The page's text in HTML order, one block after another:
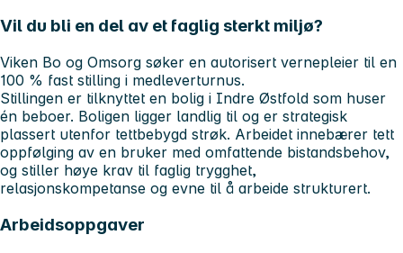
Vil du bli en del av et faglig sterkt miljø?
Viken Bo og Omsorg søker en autorisert vernepleier til en
100 % fast stilling i medleverturnus.
Stillingen er tilknyttet en bolig i Indre Østfold som huser
én beboer. Boligen ligger landlig til og er strategisk
plassert utenfor tettbebygd strøk. Arbeidet innebærer tett
oppfølging av en bruker med omfattende bistandsbehov,
og stiller høye krav til faglig trygghet,
relasjonskompetanse og evne til å arbeide strukturert.
Arbeidsoppgaver